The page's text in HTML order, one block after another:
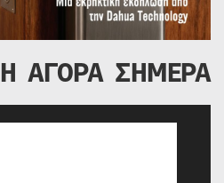
Η ΑΓΟΡΑ ΣΗΜΕΡΑ